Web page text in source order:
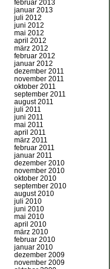
februar 2013
januar 2013
juli 2012
juni 2012
mai 2012
april 2012
märz 2012
februar 2012
januar 2012
dezember 2011
november 2011
oktober 2011
september 2011
august 2011
juli 2011
juni 2011
mai 2011
april 2011
märz 2011
februar 2011
januar 2011
dezember 2010
november 2010
oktober 2010
september 2010
august 2010
juli 2010
juni 2010
mai 2010
april 2010
märz 2010
februar 2010
januar 2010
dezember 2009
november 2009